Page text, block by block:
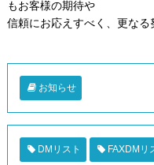
もお客様の期待や
信頼にお応えすべく、更なる
お知らせ
DMリスト FAXDMリ